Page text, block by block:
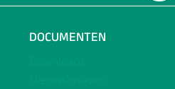
DOCUMENTEN